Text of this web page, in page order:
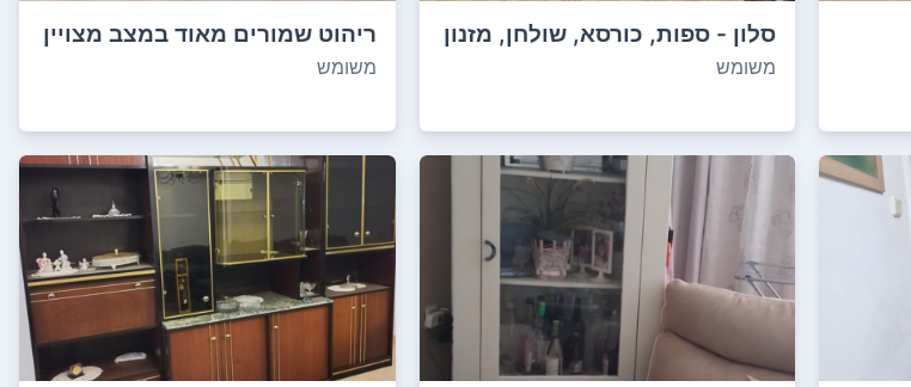
סלון - ספות, כורסא, שולחן, מזנון
משומש
ריהוט שמורים מאוד במצב מצויין
למכירה בעק...
משומש